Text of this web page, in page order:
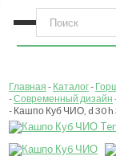
Главная Каталог
Современный дизайн
Кашпо Куб ЧИО, d 30 h